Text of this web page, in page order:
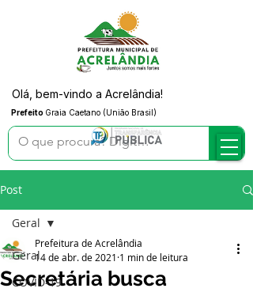
Prefeito Graia Caetano (União Brasil)
Olá, bem-vindo a Acrelândia!
Post
Geral
COVID-19
Geral
Secretária busca
Prefeitura de Acrelândia
14 de abr. de 2021 1 min de leitura